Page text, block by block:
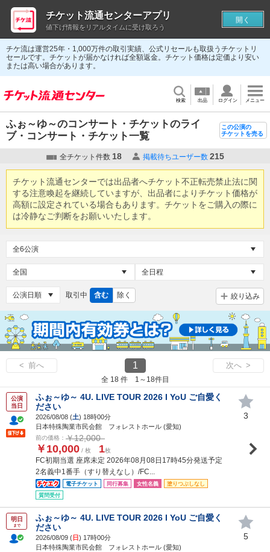
チケ流は運営25年・1,000万件の取引実績、公式リセールも取扱うチケットリ
セールです。チケットが届かなければ全額返金。チケット価格は定価より安い
または高い場合があります。
検索 出品 ログイン メニュー
ふぉ～ゆ～のコンサート・チケットのライ
ブ・コンサート・チケット一覧
この公演の
チケットを売る
全チケット件数 18 掲載待ちユーザー数 215
チケット流通センターでは出品者へチケット不正転売禁止法に関
する注意喚起を継続していますが、出品者によりチケット価格が
高額に設定されている場合もあります。チケットをご購入の際に
は冷静なご判断をお願いいたします。
取引中 含む 除く 絞り込み
< 前へ 1 次へ >
全 18 件 1～18件目
公演
当日
ふぉ～ゆ～ 4U. LIVE TOUR 2026 I YoU ご自愛く
ださい
2026/08/08 (土) 18時00分
日本特殊陶業市民会館 フォレストホール (愛知)
前の価格： ￥12,000
￥10,000 / 枚 1枚
FC初期当選 座席未定 2026年08月08日17時45分発送予定
2名義中1番手（すり替えなし）/FC...
電子チケット 同行募集 女性名義
塗りつぶしなし
質問受付
3
明日
まで
ふぉ～ゆ～ 4U. LIVE TOUR 2026 I YoU ご自愛く
ださい
2026/08/09 (日) 17時00分
日本特殊陶業市民会館 フォレストホール (愛知)
5
チケット流通センターアプリ
値下げ情報をリアルタイムに受け取ろう
開く